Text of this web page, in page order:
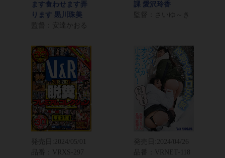
ます食わせます弄
ります 黒川珠美
監督：安達かおる
課 愛沢玲香
監督：さいゆ～き
発売日:
2024/05/01
品番：VRXS-297
発売日:
2024/04/26
品番：VRNET-118